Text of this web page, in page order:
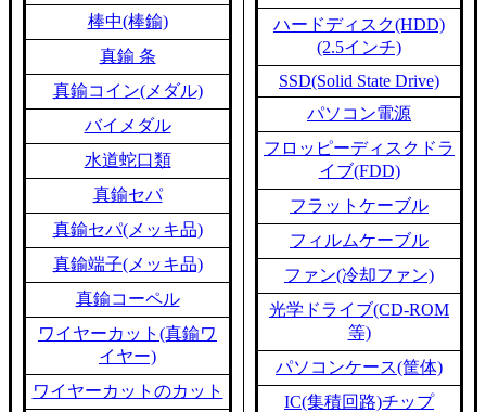
棒中(棒鍮)
真鍮 条
真鍮コイン(メダル)
バイメダル
水道蛇口類
真鍮セパ
真鍮セパ(メッキ品)
真鍮端子(メッキ品)
真鍮コーペル
ワイヤーカット(真鍮ワ
イヤー)
ワイヤーカットのカット
ハードディスク(HDD)
(2.5インチ)
SSD(Solid State Drive)
パソコン電源
フロッピーディスクドラ
イブ(FDD)
フラットケーブル
フィルムケーブル
ファン(冷却ファン)
光学ドライブ(CD-ROM
等)
パソコンケース(筐体)
IC(集積回路)チップ